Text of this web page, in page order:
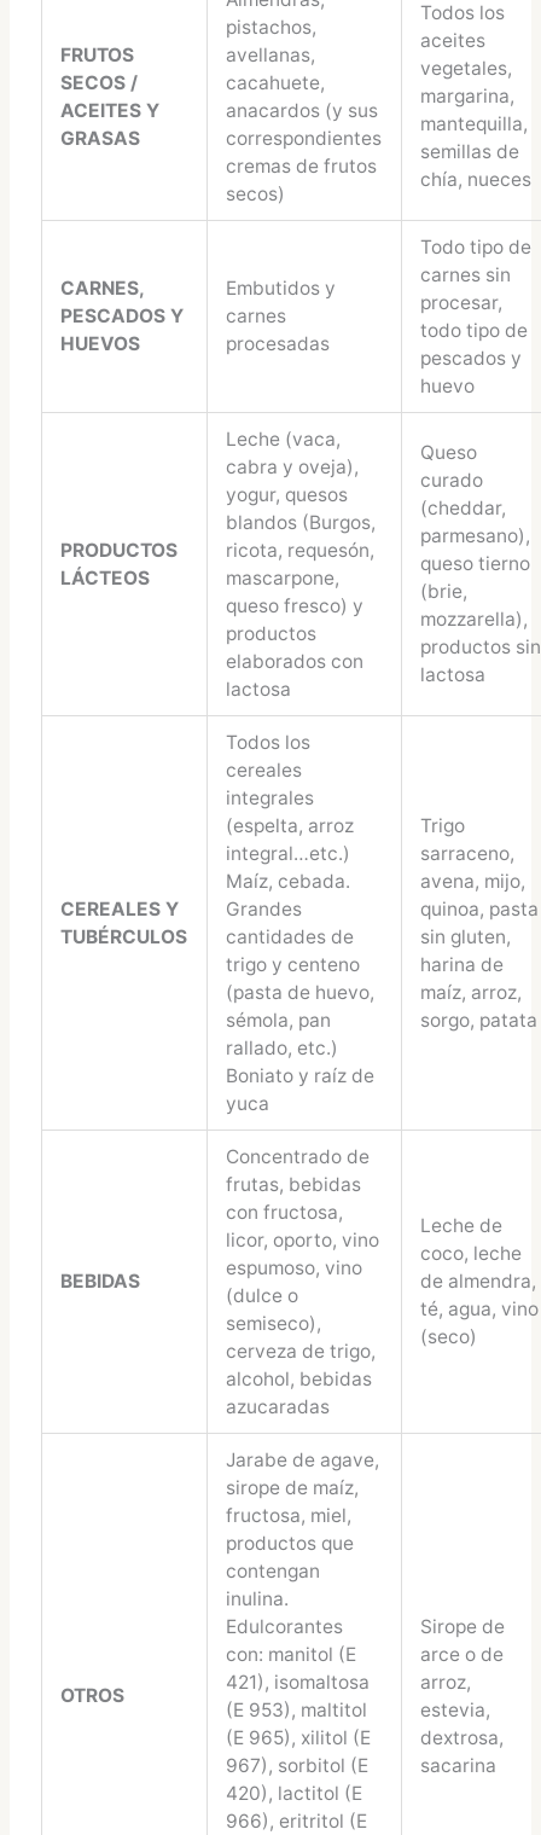
FRUTOS
SECOS /
ACEITES Y
GRASAS
pistachos,
avellanas,
cacahuete,
anacardos (y sus
correspondientes
cremas de frutos
secos)
Todos los
aceites
vegetales,
margarina,
mantequilla,
semillas de
chía, nueces
CARNES,
PESCADOS Y
HUEVOS
Embutidos y
carnes
procesadas
Todo tipo de
carnes sin
procesar,
todo tipo de
pescados y
huevo
PRODUCTOS
LÁCTEOS
Leche (vaca,
cabra y oveja),
yogur, quesos
blandos (Burgos,
ricota, requesón,
mascarpone,
queso fresco) y
productos
elaborados con
lactosa
Queso
curado
(cheddar,
parmesano),
queso tierno
(brie,
mozzarella),
productos sin
lactosa
CEREALES Y
TUBÉRCULOS
Todos los
cereales
integrales
(espelta, arroz
integral…etc.)
Maíz, cebada.
Grandes
cantidades de
trigo y centeno
(pasta de huevo,
sémola, pan
rallado, etc.)
Boniato y raíz de
yuca
Trigo
sarraceno,
avena, mijo,
quinoa, pasta
sin gluten,
harina de
maíz, arroz,
sorgo, patata
BEBIDAS
Concentrado de
frutas, bebidas
con fructosa,
licor, oporto, vino
espumoso, vino
(dulce o
semiseco),
cerveza de trigo,
alcohol, bebidas
azucaradas
Leche de
coco, leche
de almendra,
té, agua, vino
(seco)
OTROS
Jarabe de agave,
sirope de maíz,
fructosa, miel,
productos que
contengan
inulina.
Edulcorantes
con: manitol (E
421), isomaltosa
(E 953), maltitol
(E 965), xilitol (E
967), sorbitol (E
420), lactitol (E
966), eritritol (E
Sirope de
arce o de
arroz,
estevia,
dextrosa,
sacarina